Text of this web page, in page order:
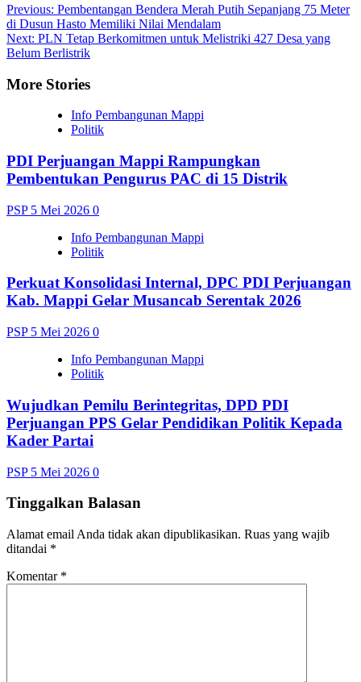
Post
navigation
Previous: Pembentangan Bendera Merah Putih Sepanjang 75 Meter
di Dusun Hasto Memiliki Nilai Mendalam
Next: PLN Tetap Berkomitmen untuk Melistriki 427 Desa yang
Belum Berlistrik
More Stories
Info Pembangunan Mappi
Politik
PDI Perjuangan Mappi Rampungkan
Pembentukan Pengurus PAC di 15 Distrik
PSP 5 Mei 2026 0
Info Pembangunan Mappi
Politik
Perkuat Konsolidasi Internal, DPC PDI Perjuangan
Kab. Mappi Gelar Musancab Serentak 2026
PSP 5 Mei 2026 0
Info Pembangunan Mappi
Politik
Wujudkan Pemilu Berintegritas, DPD PDI
Perjuangan PPS Gelar Pendidikan Politik Kepada
Kader Partai
PSP 5 Mei 2026 0
Tinggalkan Balasan
Alamat email Anda tidak akan dipublikasikan. Ruas yang wajib
ditandai *
Komentar *